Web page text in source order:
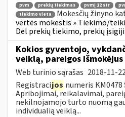
pvm prekių tiekimas pvmį 12 str
tiekimo vieta
Mokesčių žinyno
vertės mokestis » Tiekimo/
Dėl prekių tiekimo, prekių
Kokios gyventojo,
veiklą, pareigos išmokėjus
Web turinio sąrašas 2018-11-
Registracijos numeris
Apribojimai, reikalavimai,
nekilnojamojo turto nuomą
individualią veiklą...